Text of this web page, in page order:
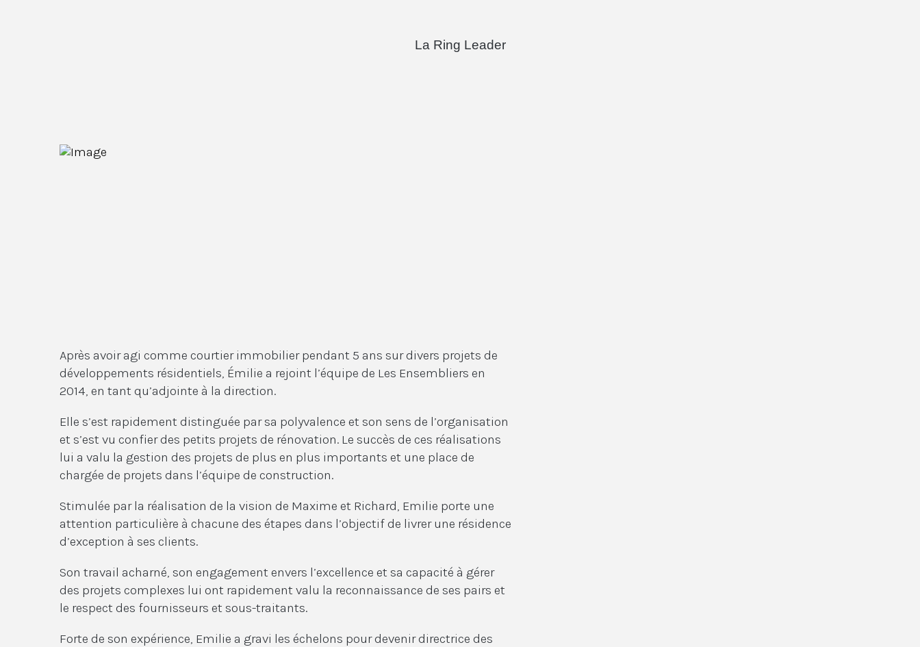
La Ring Leader
Après avoir agi comme courtier immobilier pendant 5 ans sur divers projets de
développements résidentiels, Émilie a rejoint l’équipe de Les Ensembliers en
2014, en tant qu’adjointe à la direction.
Elle s’est rapidement distinguée par sa polyvalence et son sens de l’organisation
et s’est vu confier des petits projets de rénovation. Le succès de ces réalisations
lui a valu la gestion des projets de plus en plus importants et une place de
chargée de projets dans l’équipe de construction.
Stimulée par la réalisation de la vision de Maxime et Richard, Emilie porte une
attention particulière à chacune des étapes dans l’objectif de livrer une résidence
d’exception à ses clients.
Son travail acharné, son engagement envers l’excellence et sa capacité à gérer
des projets complexes lui ont rapidement valu la reconnaissance de ses pairs et
le respect des fournisseurs et sous-traitants.
Forte de son expérience, Emilie a gravi les échelons pour devenir directrice des